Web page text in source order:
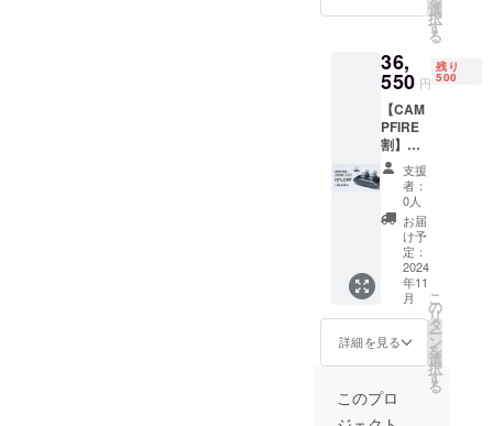
みいた
だいた
際に発
送致し
ます。
※デザイ
ン・仕
様は変
更にな
る可能
性もご
ざいま
す。ご
了承く
ださ
い。 ※
予想以
支援を
販売予
定価
43,000
円が
【25%
OFF】
10,750
円割引
の
32,250
円で購
入可能
です。
■お届け
予定
日：
2024/11
月末 ま
で プロ
後、お
申し込
選
択
す
る
36,
550 円
残り
500
【CAM
PFIRE
割】
15％OF
F ×1台
（先着
500名）
※先着
500名限
CAMPF
IRE割
36,550
円(税、
送料込
み) 一般
販売予
定価
支援
者：
0人
お届
け予
定：
2024
年11
月
詳細を見る
こ
の
リ
タ
ー
ン
を
選
択
す
る
このプロ